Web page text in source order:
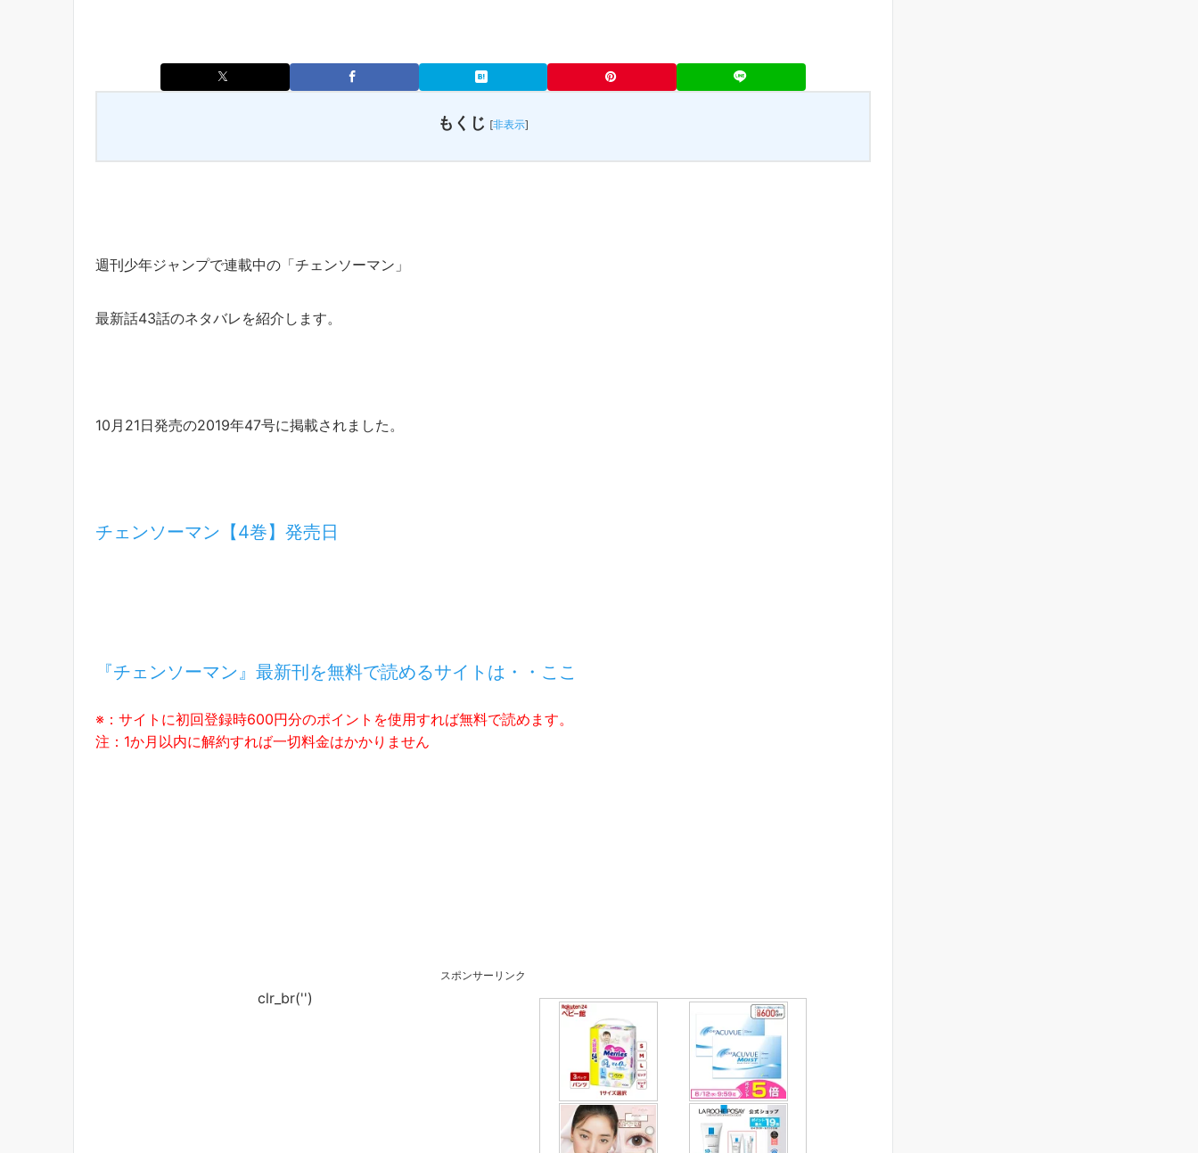
もくじ [非表示]
週刊少年ジャンプで連載中の「チェンソーマン」
最新話43話のネタバレを紹介します。
10月21日発売の2019年47号に掲載されました。
チェンソーマン【4巻】発売日
『チェンソーマン』最新刊を無料で読めるサイトは・・ここ
※：サイトに初回登録時600円分のポイントを使用すれば無料で読めます。
注：1か月以内に解約すれば一切料金はかかりません
スポンサーリンク
clr_br('')